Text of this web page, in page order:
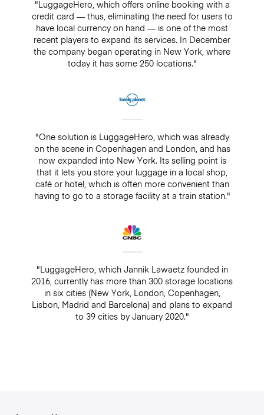
"LuggageHero, which offers online booking with a
credit card — thus, eliminating the need for users to
have local currency on hand — is one of the most
recent players to expand its services. In December
the company began operating in New York, where
today it has some 250 locations."
"One solution is LuggageHero, which was already
on the scene in Copenhagen and London, and has
now expanded into New York. Its selling point is
that it lets you store your luggage in a local shop,
café or hotel, which is often more convenient than
having to go to a storage facility at a train station."
"LuggageHero, which Jannik Lawaetz founded in
2016, currently has more than 300 storage locations
in six cities (New York, London, Copenhagen,
Lisbon, Madrid and Barcelona) and plans to expand
to 39 cities by January 2020."